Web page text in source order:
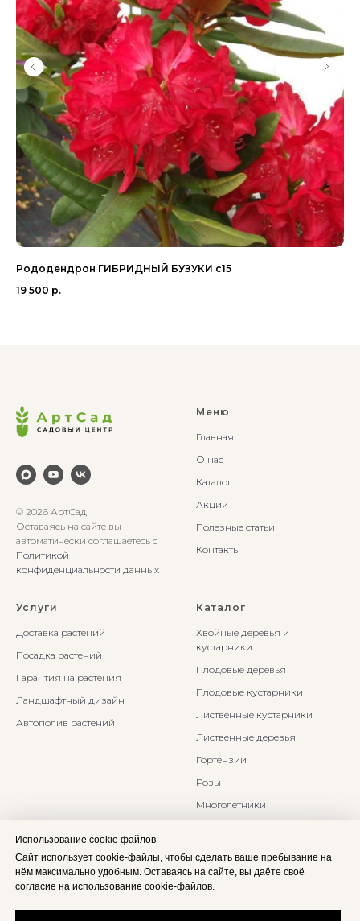
Рододендрон ГИБРИДНЫЙ БУЗУКИ с15
19 500 р.
© 2026 АртСад
Оставаясь на сайте вы
автоматически соглашаетесь с
Политикой
конфиденциальности данных
Меню
Главная
О нас
Каталог
Акции
Полезные статьи
Контакты
Услуги
Доставка растений
Посадка растений
Гарантия на растения
Ландшафтный дизайн
Автополив растений
Каталог
Хвойные деревья и
кустарники
Плодовые деревья
Плодовые кустарники
Лиственные кустарники
Лиственные деревья
Гортензии
Розы
Многолетники
Использование cookie файлов
Сайт использует cookie-файлы, чтобы сделать ваше пребывание на
нём максимально удобным. Оставаясь на сайте, вы даёте своё
согласие на использование cookie-файлов.